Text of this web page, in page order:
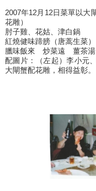
2007年12月12日菜單以大
花雕）
肘子雞、花姑、津白鍋
紅燒健味蹄膀（唐蒿生菜）
臘味飯來 炒菜遠 薑茶
配圖片：（左起）李小元
大閘蟹配花雕，相得益彰。